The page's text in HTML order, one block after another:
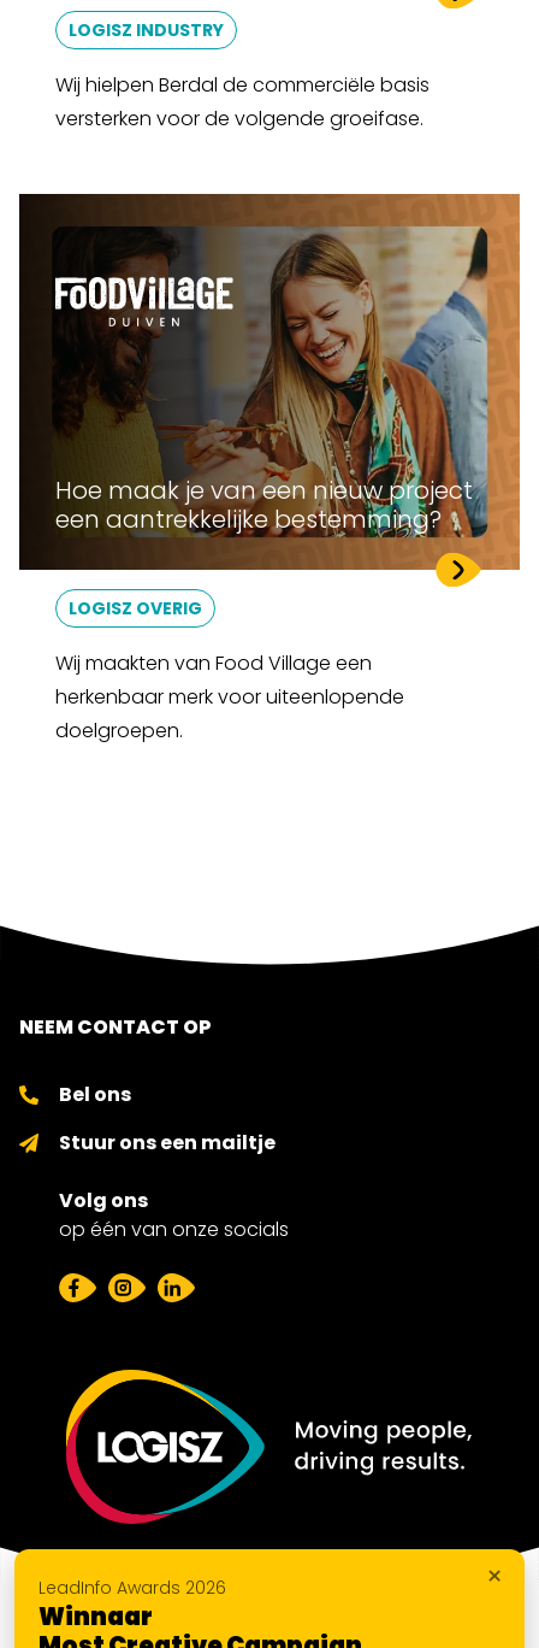
×
LeadInfo Awards 2026
Winnaar
LOGISZ INDUSTRY
Wij hielpen Berdal de commerciële basis
versterken voor de volgende groeifase.
Hoe maak je van een nieuw project
een aantrekkelijke bestemming?
LOGISZ OVERIG
Wij maakten van Food Village een
herkenbaar merk voor uiteenlopende
doelgroepen.
NEEM CONTACT OP
Bel ons
Stuur ons een mailtje
Volg ons
op één van onze socials